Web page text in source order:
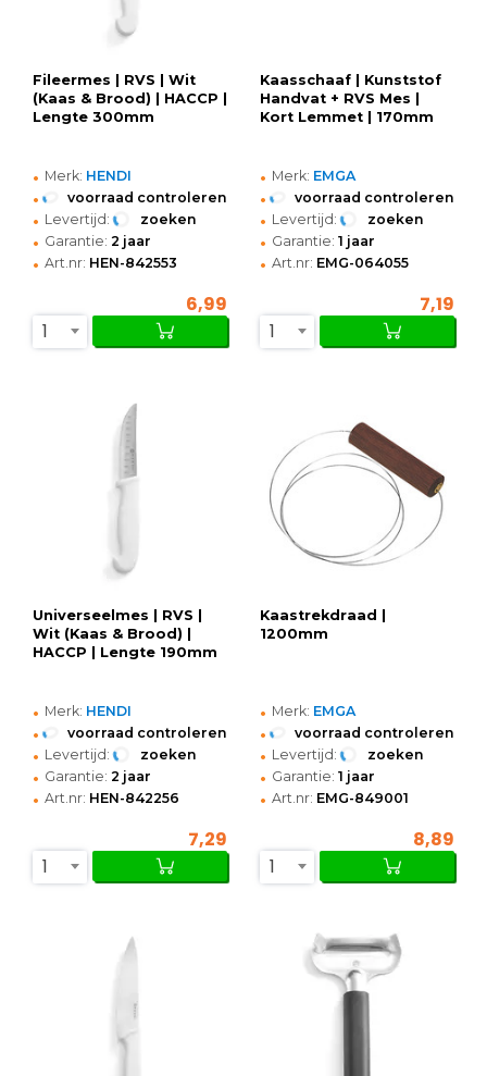
Fileermes | RVS | Wit
(Kaas & Brood) | HACCP |
Lengte 300mm
• Merk: HENDI
• voorraad controleren
• Levertijd: zoeken
• Garantie: 2 jaar
• Art.nr: HEN-842553
6,99
1
Kaasschaaf | Kunststof
Handvat + RVS Mes |
Kort Lemmet | 170mm
• Merk: EMGA
• voorraad controleren
• Levertijd: zoeken
• Garantie: 1 jaar
• Art.nr: EMG-064055
7,19
1
Universeelmes | RVS |
Wit (Kaas & Brood) |
HACCP | Lengte 190mm
• Merk: HENDI
• voorraad controleren
• Levertijd: zoeken
• Garantie: 2 jaar
• Art.nr: HEN-842256
7,29
1
Kaastrekdraad |
1200mm
• Merk: EMGA
• voorraad controleren
• Levertijd: zoeken
• Garantie: 1 jaar
• Art.nr: EMG-849001
8,89
1